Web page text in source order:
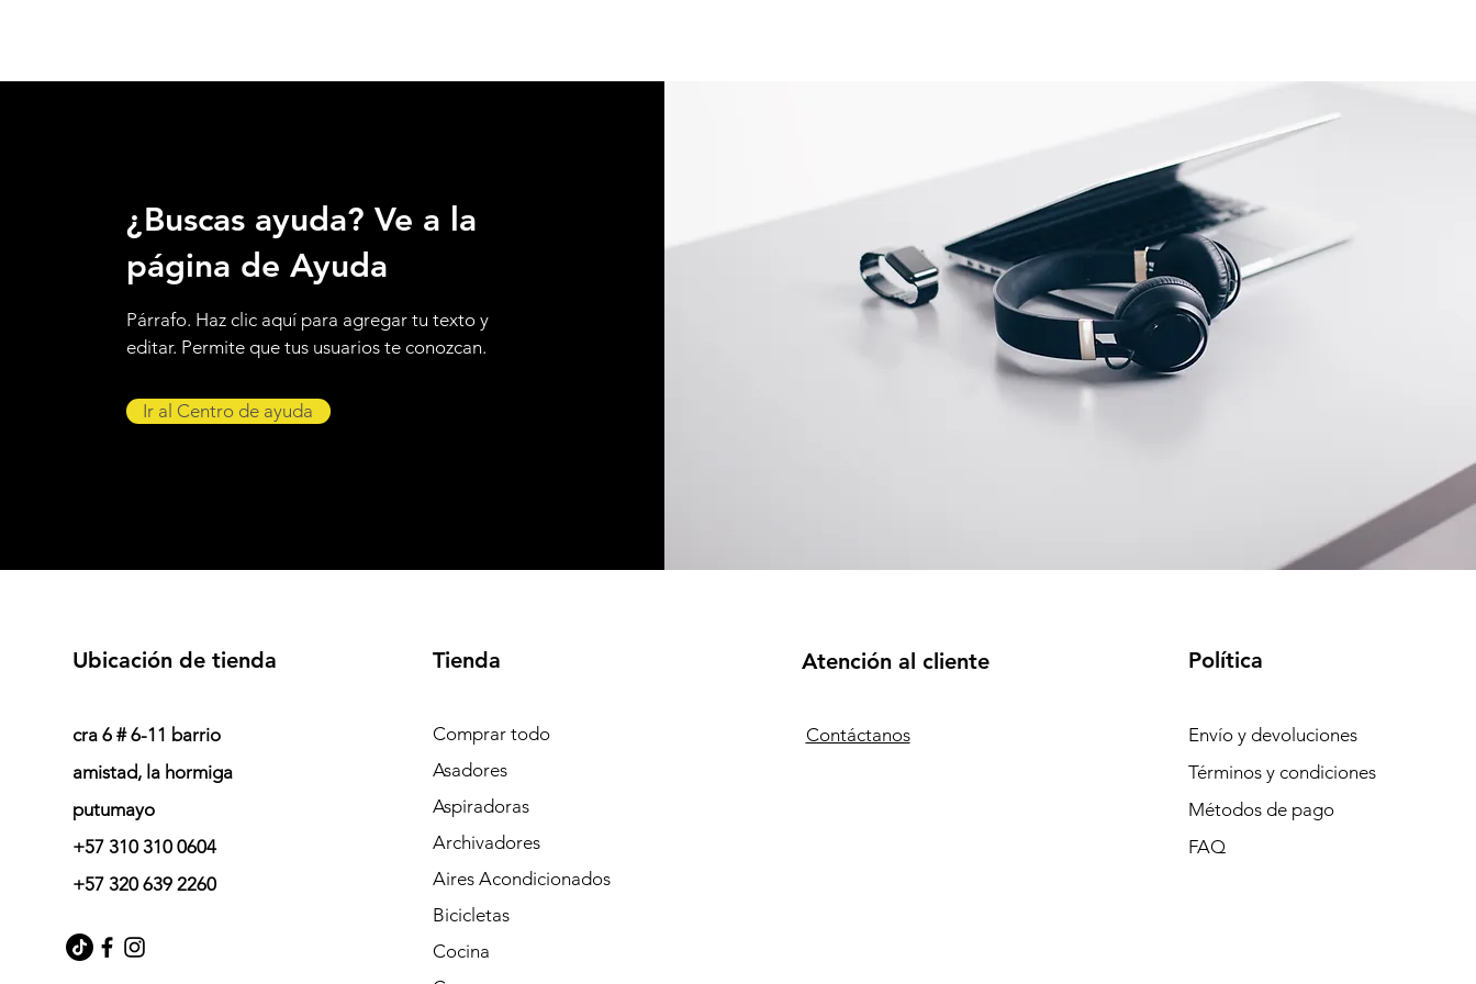
¿Buscas ayuda? Ve a la
página de Ayuda
Párrafo. Haz clic aquí para agregar tu texto y
editar. Permite que tus usuarios te conozcan.
Ir al Centro de ayuda
Ubicación de tienda
cra 6 # 6-11 barrio
amistad, la hormiga
putumayo
+57 310 310 0604
+57 320 639 2260
Tienda
Comprar todo
Asadores
Aspiradoras
Archivadores
Aires Acondicionados
Bicicletas
Cocina
Atención al cliente
Contáctanos
Política
Envío y devoluciones
Términos y condiciones
Métodos de pago
FAQ